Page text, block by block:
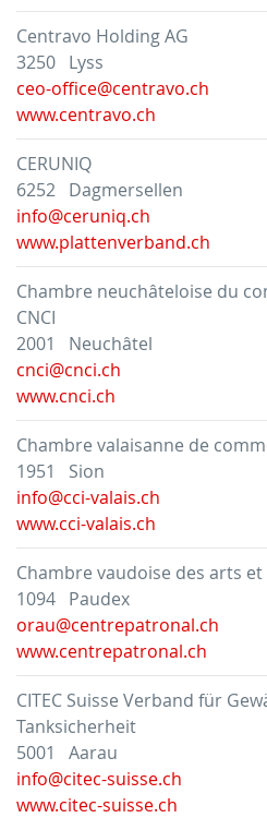
Centravo Holding AG
3250 Lyss
ceo-office@centravo.ch
www.centravo.ch
CERUNIQ
6252 Dagmersellen
info@ceruniq.ch
www.plattenverband.ch
Chambre neuchâteloise du
CNCI
2001 Neuchâtel
cnci@cnci.ch
www.cnci.ch
Chambre valaisanne de
1951 Sion
info@cci-valais.ch
www.cci-valais.ch
Chambre vaudoise des arts
1094 Paudex
orau@centrepatronal.ch
www.centrepatronal.ch
CITEC Suisse Verband für
Tanksicherheit
5001 Aarau
info@citec-suisse.ch
www.citec-suisse.ch